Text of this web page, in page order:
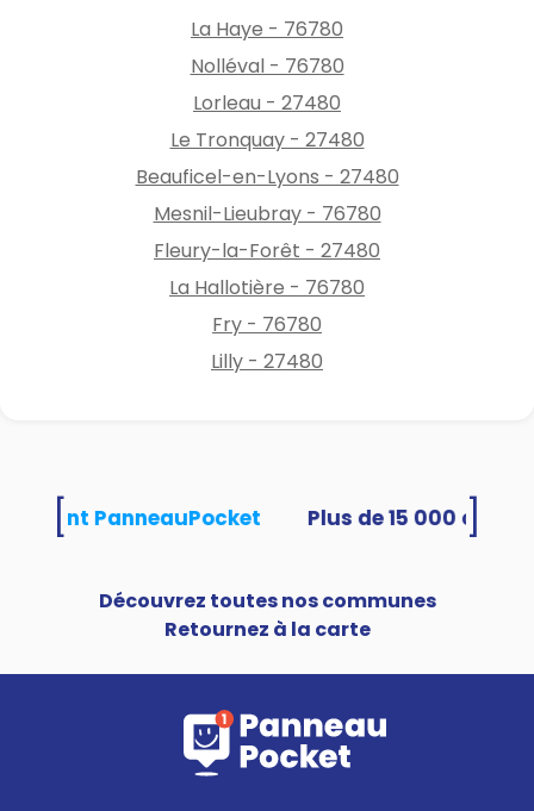
La Haye - 76780
Nolléval - 76780
Lorleau - 27480
Le Tronquay - 27480
Beauficel-en-Lyons - 27480
Mesnil-Lieubray - 76780
Fleury-la-Forêt - 27480
La Hallotière - 76780
Fry - 76780
Lilly - 27480
PanneauPocket
Découvrez toutes nos communes
Retournez à la carte